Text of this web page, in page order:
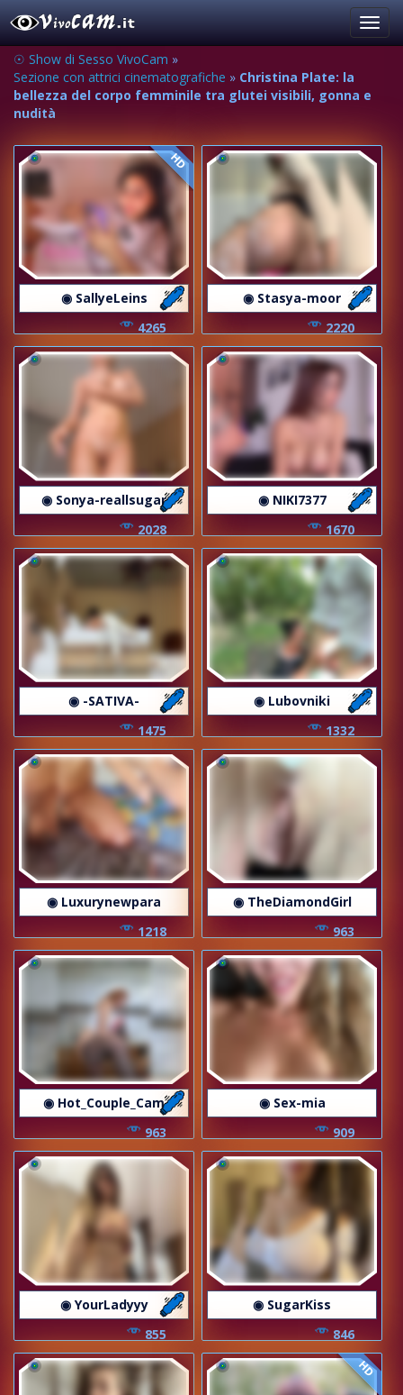
☉ Show di Sesso VivoCam »
Sezione con attrici cinematografiche » Christina Plate: la
bellezza del corpo femminile tra glutei visibili, gonna e
nudità
HD
◉ SallyeLeins
4265
◉ Stasya-moor
2220
◉ Sonya-reallsugar
2028
◉ NIKI7377
1670
◉ -SATIVA-
1475
◉ Lubovniki
1332
◉ Luxurynewpara
1218
◉ TheDiamondGirl
963
◉ Hot_Couple_Cam
963
◉ Sex-mia
909
◉ YourLadyyy
855
◉ SugarKiss
846
HD